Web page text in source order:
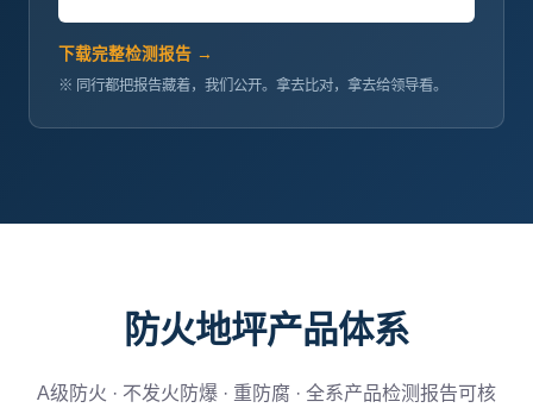
下载完整检测报告 →
※ 同行都把报告藏着，我们公开。拿去比对，拿去给领导看。
防火地坪产品体系
A级防火 · 不发火防爆 · 重防腐 · 全系产品检测报告可核